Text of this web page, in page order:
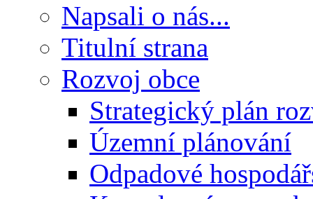
Napsali o nás...
Titulní strana
Rozvoj obce
Strategický plán
Územní plánování
Odpadové